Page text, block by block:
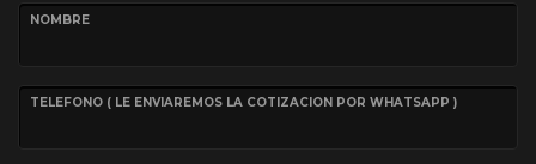
NOMBRE
TELEFONO ( LE ENVIAREMOS LA COTIZACION POR WHATSAPP )